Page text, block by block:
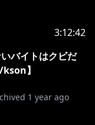
3:12:42
バイトはクビだ
】
1 year ago